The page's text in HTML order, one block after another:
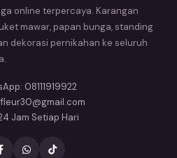
online terpercaya. Karangan
mawar, papan bunga, standing
dekorasi pernikahan ke seluruh
08111919922
Jam Setiap Hari